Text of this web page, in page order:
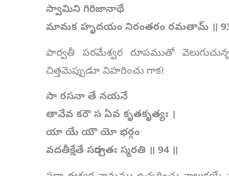
స్వామిని గిరిజానాథే
మామక హృదయం నిరంతరం రమతామ్ ॥
పార్వతీ పరమేశ్వర రూపముతో
చిత్తమెప్పుడూ విహరించు గాక!
సా రసనా తే నయనే
తావేవ కరౌ స ఏవ కృతకృత్యః ।
యా యే యౌ యో భర్గం
వదతీక్షేతే సదార్చతః స్మరతి ॥ 94 ॥